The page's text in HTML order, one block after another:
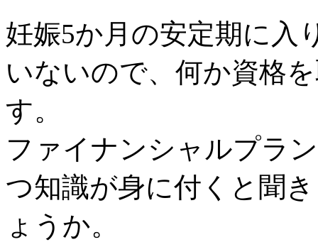
妊娠5か月の安定期に入
いないので、何か資格
す。
ファイナンシャルプラ
つ知識が身に付くと聞
ょうか。